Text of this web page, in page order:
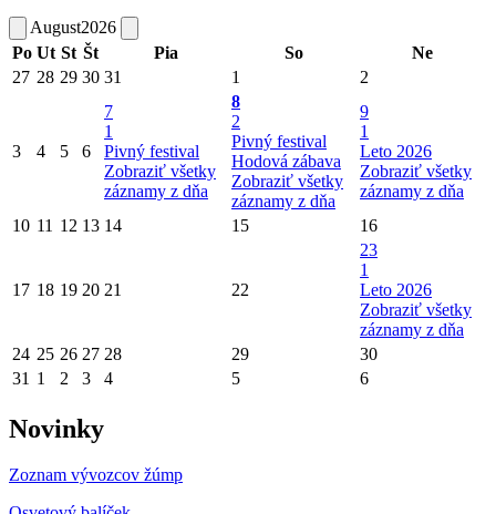
August2026
Po Ut St Št Pia So
Ne
27 28 29 30 31 1 2
3 4 5 6
7
1
Pivný festival
Zobraziť všetky
záznamy z dňa
8
2
Pivný festival
Hodová zábava
Zobraziť všetky
záznamy z dňa
9
1
Leto 2026
Zobraziť všetky
záznamy z dňa
10 11 12 13 14 15 16
17 18 19 20 21 22
23
1
Leto 2026
Zobraziť všetky
záznamy z dňa
24 25 26 27 28 29
30
31 1 2 3 4 5 6
Novinky
Zoznam vývozcov žúmp